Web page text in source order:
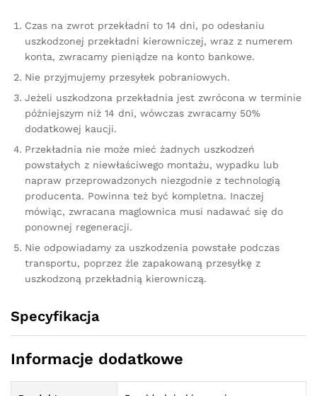
Czas na zwrot przekładni to 14 dni, po odesłaniu
uszkodzonej przekładni kierowniczej, wraz z numerem
konta, zwracamy pieniądze na konto bankowe.
Nie przyjmujemy przesyłek pobraniowych.
Jeżeli uszkodzona przekładnia jest zwrócona w terminie
późniejszym niż 14 dni, wówczas zwracamy 50%
dodatkowej kaucji.
Przekładnia nie może mieć żadnych uszkodzeń
powstałych z niewłaściwego montażu, wypadku lub
napraw przeprowadzonych niezgodnie z technologią
producenta. Powinna też być kompletna. Inaczej
mówiąc, zwracana maglownica musi nadawać się do
ponownej regeneracji.
Nie odpowiadamy za uszkodzenia powstałe podczas
transportu, poprzez źle zapakowaną przesyłkę z
uszkodzoną przekładnią kierowniczą.
Specyfikacja
Informacje dodatkowe